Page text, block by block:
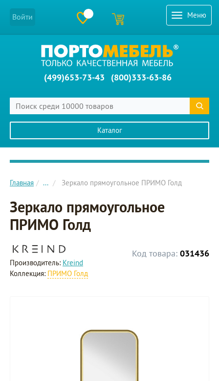
Меню
Войти
(499)653-73-43 (800)333-63-86
Каталог
Главное меню сайта
Главная ... Зеркало прямоугольное ПРИМО Голд
Зеркало прямоугольное
ПРИМО Голд
Код товара: 031436
Производитель: Kreind
Коллекция: ПРИМО Голд